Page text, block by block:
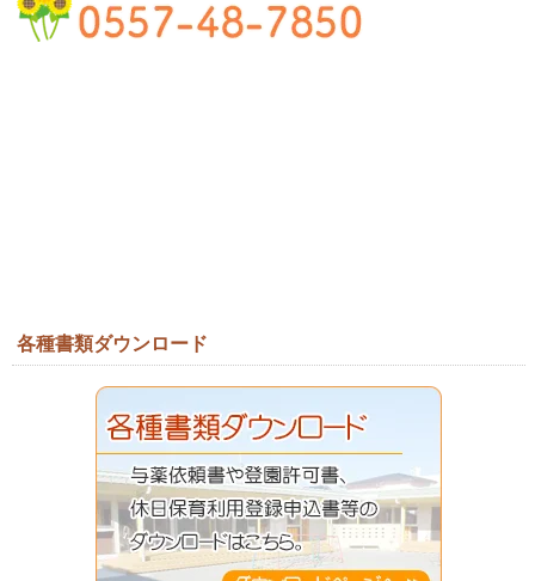
各種書類ダウンロード